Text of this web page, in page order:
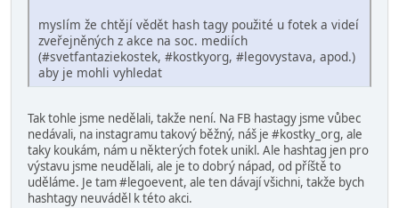
myslím že chtějí vědět hash tagy použité u fotek a videí
zveřejněných z akce na soc. mediích
(#svetfantaziekostek, #kostkyorg, #legovystava, apod.)
aby je mohli vyhledat
Tak tohle jsme nedělali, takže není. Na FB hastagy jsme vůbec
nedávali, na instagramu takový běžný, náš je #kostky_org, ale
taky koukám, nám u některých fotek unikl. Ale hashtag jen pro
výstavu jsme neudělali, ale je to dobrý nápad, od příště to
uděláme. Je tam #legoevent, ale ten dávají všichni, takže bych
hashtagy neuváděl k této akci.